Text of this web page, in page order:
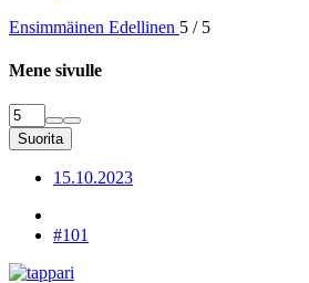
Ensimmäinen Edellinen 5 / 5
Mene sivulle
Suorita
15.10.2023
#101